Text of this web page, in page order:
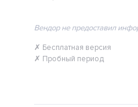
Вендор не предоставил
✗ Бесплатная версия
✗ Пробный период